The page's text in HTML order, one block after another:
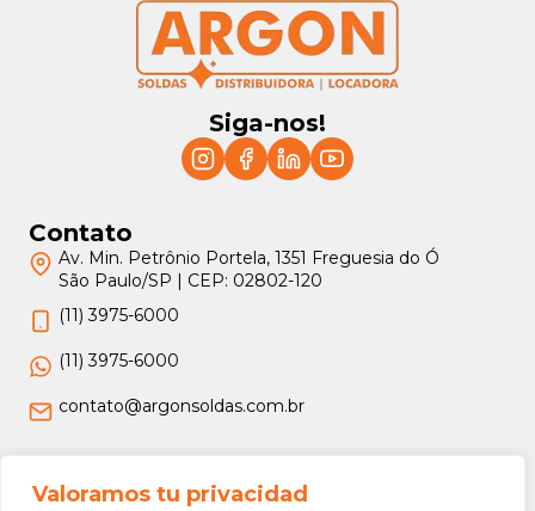
Valoramos tu privacidad
Siga-nos!
Contato
Av. Min. Petrônio Portela, 1351 Freguesia do Ó
São Paulo/SP | CEP: 02802-120
(11) 3975-6000
(11) 3975-6000
contato@argonsoldas.com.br
Jurídico
Termos e Condições